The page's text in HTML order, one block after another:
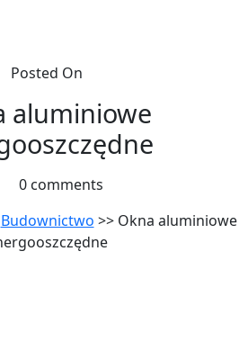
Posted On
aluminiowe
0 comments
Budownictwo >> Okna aluminiowe